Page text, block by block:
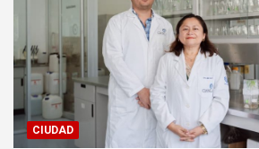
CIUDAD